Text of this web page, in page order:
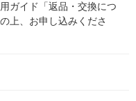
ガイド「返品・交換につ
上、お申し込みくださ